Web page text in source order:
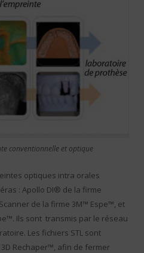
conventionnelle et optique
optiques intra orales
: Apollo DI® de la firme
de la firme 3M™ Espe™, et
Ils sont transmis par le réseau
Les fichiers STL sont
Rechaper™, afin de fermer